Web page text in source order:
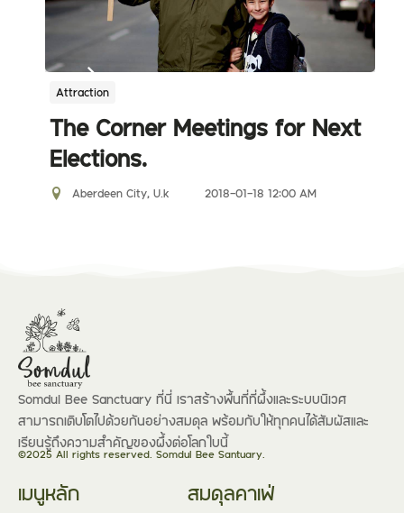
Attraction
The Corner Meetings for Next
Elections.
Aberdeen City, U.k 2018-01-18 12:00 AM
Somdul Bee Sanctuary ที่นี่ เราสร้างพื้นที่ที่ผึ้งและระบบนิเวศ
สามารถเติบโตไปด้วยกันอย่างสมดุล พร้อมกับให้ทุกคนได้สัมผัสและ
เรียนรู้ถึงความสำคัญของผึ้งต่อโลกใบนี้
©2025 All rights reserved. Somdul Bee Santuary.
เมนูหลัก สมดุลคาเฟ่